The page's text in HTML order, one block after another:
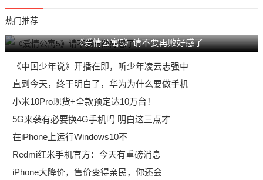
热门推荐
《爱情公寓5》请不要再败好感了
《中国少年说》开播在即，听少年凌云志强中
直到今天，终于明白了，华为为什么要做手机
小米10Pro现货+全款预定达10万台！
5G来袭有必要换4G手机吗 明白这三点才
在iPhone上运行Windows10不
Redmi红米手机官方：今天有重磅消息
iPhone大降价，售价变得亲民，你还会